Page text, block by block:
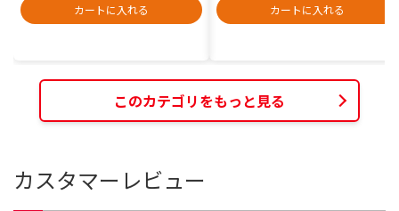
カートに入れる
カートに入れる
このカテゴリをもっと見る
カスタマーレビュー